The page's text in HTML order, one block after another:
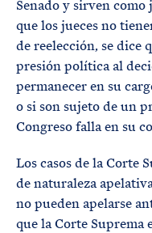
Senado y sirven
que los jueces no
de reelección, se dice
presión política al
permanecer en su
o si son sujeto de un
Congreso falla en su
Los casos de la Corte
de naturaleza
no pueden apelarse
que la Corte Suprema